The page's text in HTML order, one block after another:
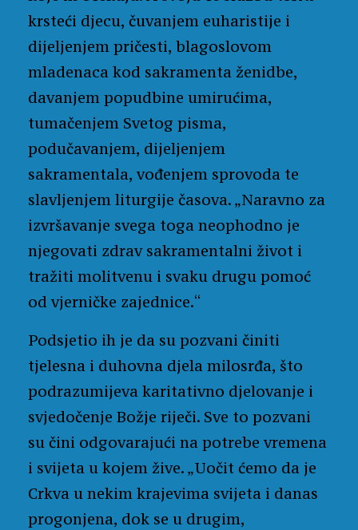
krsteći djecu, čuvanjem euharistije i
dijeljenjem pričesti, blagoslovom
mladenaca kod sakramenta ženidbe,
davanjem popudbine umirućima,
tumačenjem Svetog pisma,
podučavanjem, dijeljenjem
sakramentala, vođenjem sprovoda te
slavljenjem liturgije časova. „Naravno za
izvršavanje svega toga neophodno je
njegovati zdrav sakramentalni život i
tražiti molitvenu i svaku drugu pomoć
od vjerničke zajednice.“
Podsjetio ih je da su pozvani činiti
tjelesna i duhovna djela milosrđa, što
podrazumijeva karitativno djelovanje i
svjedočenje Božje riječi. Sve to pozvani
su čini odgovarajući na potrebe vremena
i svijeta u kojem žive. „Uočit ćemo da je
Crkva u nekim krajevima svijeta i danas
progonjena, dok se u drugim,